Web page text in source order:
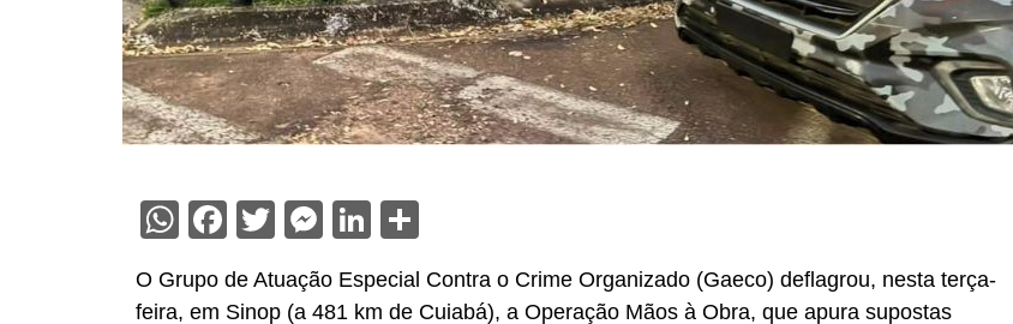
WhatsApp
Facebook
Twitter
Messenger
LinkedIn
O Grupo de Atuação Especial Contra o Crime Organizado (Gaeco) deflagrou, nesta terça-
feira, em Sinop (a 481 km de Cuiabá), a Operação Mãos à Obra, que apura supostas